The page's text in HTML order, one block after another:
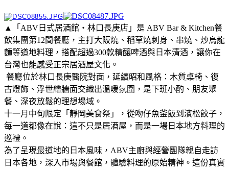
▲「ABV日式居酒館・林口長庚店」是 ABV Bar & Kitchen餐
飲集團第12間餐廳，主打大阪燒、稻草燒刺身、串燒、炒烏龍
麵等道地料理，搭配超過300款精釀啤酒與日本清酒，讓你在
台灣也能感受正宗居酒屋文化。
餐廳位於林口長庚醫院對面，延續昭和風格：木質桌椅、復
古燈飾、浮世繪牆面交織出溫暖氛圍，是下班小酌、朋友聚
餐、深夜放鬆的理想場域。
十一月中旬限定「靜岡美食祭」，從吻仔魚釜飯到濱松餃子，
每一道都像在說：這不只是居酒屋，而是一場日本地方料理的
巡禮。
為了呈現最道地的日本風味，ABV主廚與經營團隊親自走訪
日本各地，深入市場與餐館，體驗料理的原始精神。這份真實